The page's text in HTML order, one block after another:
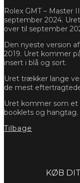
Rolex GMT – Master
september 2024.
over til september
Den nyeste version
2019. Uret kommer
insert i blå og sort.
Uret trækker lange
de mest
Uret kommer som
booklets og hangtag.
Tilbage
KØB